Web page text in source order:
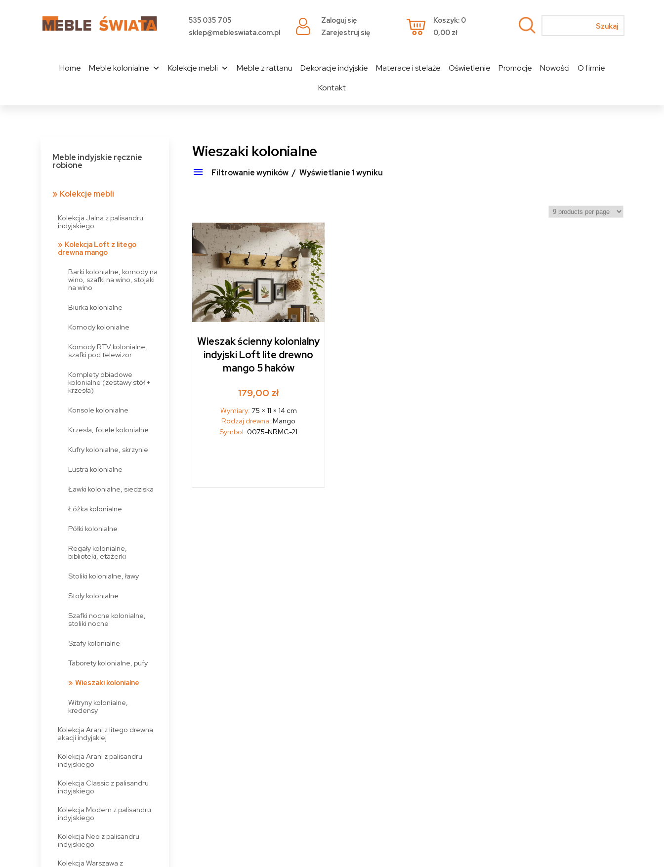
535 035 705
sklep@mebleswiata.com.pl
Zaloguj się
Zarejestruj się
Koszyk: 0
0,00 zł
Home Meble kolonialne Kolekcje mebli Meble z rattanu Dekoracje indyjskie Materace i stelaże Oświetlenie Promocje Nowości
O firmie
Kontakt
Meble indyjskie ręcznie
robione
Kolekcje mebli
Kolekcja Jalna z palisandru
indyjskiego
Kolekcja Loft z litego
drewna mango
Barki kolonialne, komody na
wino, szafki na wino, stojaki
na wino
Biurka kolonialne
Komody kolonialne
Komody RTV kolonialne,
szafki pod telewizor
Komplety obiadowe
kolonialne (zestawy stół +
krzesła)
Konsole kolonialne
Krzesła, fotele kolonialne
Kufry kolonialne, skrzynie
Lustra kolonialne
Ławki kolonialne, siedziska
Łóżka kolonialne
Półki kolonialne
Regały kolonialne,
biblioteki, etażerki
Stoliki kolonialne, ławy
Stoły kolonialne
Szafki nocne kolonialne,
stoliki nocne
Szafy kolonialne
Taborety kolonialne, pufy
Wieszaki kolonialne
Witryny kolonialne,
kredensy
Kolekcja Arani z litego drewna
akacji indyjskiej
Kolekcja Arani z palisandru
indyjskiego
Kolekcja Classic z palisandru
indyjskiego
Kolekcja Modern z palisandru
indyjskiego
Kolekcja Neo z palisandru
indyjskiego
Kolekcja Warszawa z
Wieszaki kolonialne
Filtrowanie wyników Wyświetlanie 1 wyniku
Wieszak ścienny kolonialny
indyjski Loft lite drewno
mango 5 haków
179,00 zł
Wymiary: 75 × 11 × 14 cm
Rodzaj drewna: Mango
Symbol: 0075-NRMC-21